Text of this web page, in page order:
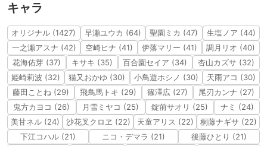
キャラ
オリジナル (1427) 早瀬ユウカ (64) 聖園ミカ (47)
生塩ノア (44)
一之瀬アスナ (42)
空崎ヒナ (41) 伊落マリー (41)
調月リオ (40)
花海佑芽 (37)
キサキ (35) 百合園セイア (34)
杏山カズサ (32)
姫崎莉波 (32)
猫又おかゆ (30) 小鳥遊ホシノ (30)
天雨アコ (30)
藤田ことね (29)
飛鳥馬トキ (29) 篠澤広 (27)
尾刃カンナ (27)
鬼方カヨコ (26)
月雪ミヤコ (25) 錠前サオリ (25)
ナミ (24)
美甘ネル (24)
沙花叉クロヱ (22) 天童アリス (22)
桐藤ナギサ (22)
下江コハル (21)
ニコ・デマラ (21)
後藤ひとり (21)